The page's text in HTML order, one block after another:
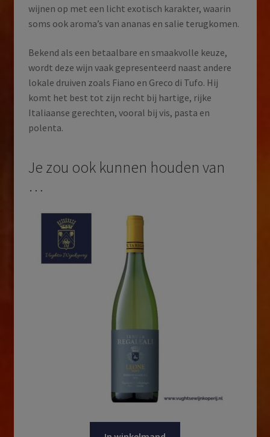
wijnen op met een licht exotisch karakter, waarin
soms ook aroma’s van ananas en salie terugkomen.
Bekend als een betaalbare en smaakvolle keuze,
wordt deze wijn vaak gepresenteerd naast andere
lokale druiven zoals Fiano en Greco di Tufo. Hij
komt het best tot zijn recht bij hartige, rijke
Italiaanse gerechten, vooral bij vis, pasta en
polenta.
Je zou ook kunnen houden van
…